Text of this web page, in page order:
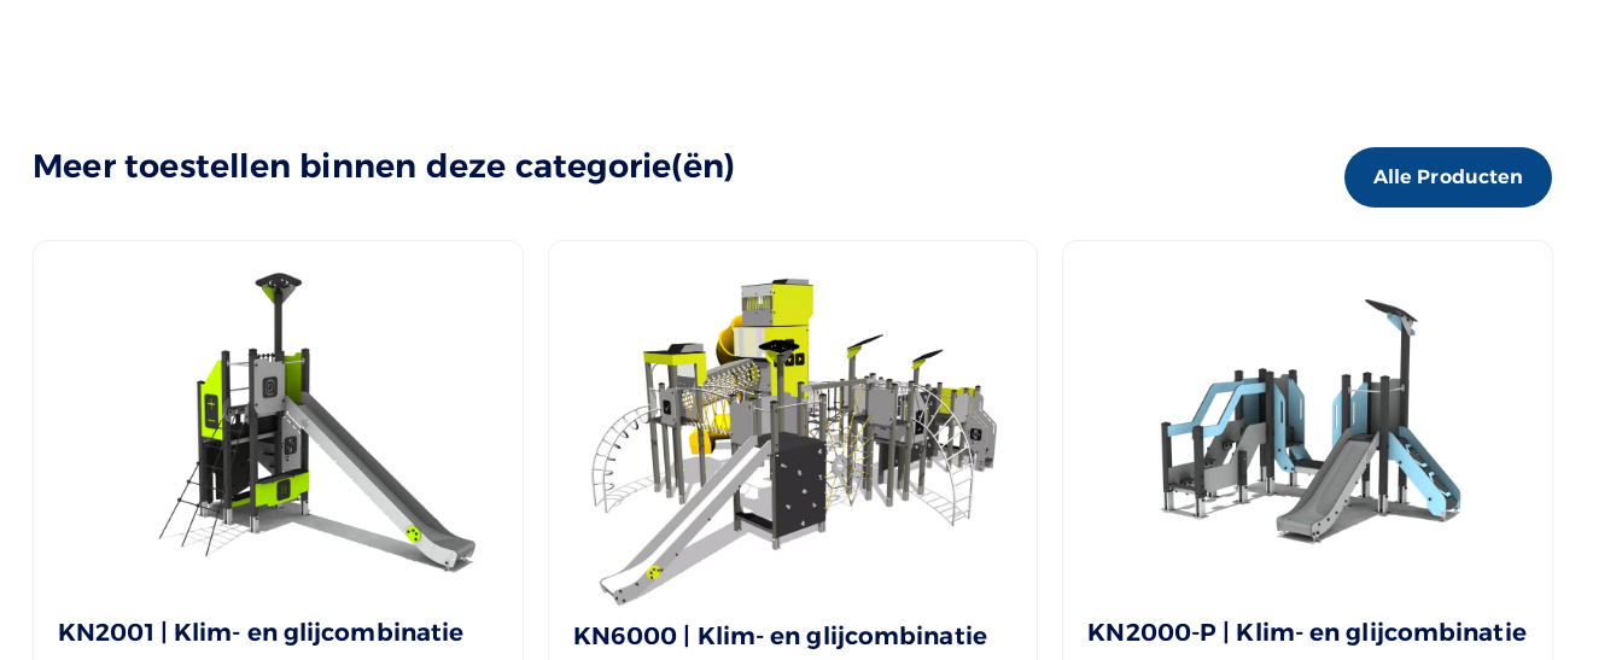
Meer toestellen binnen deze categorie(ën) Alle Producten
KN2001 | Klim- en glijcombinatie KN6000 | Klim- en glijcombinatie KN2000-P | Klim- en glijcombinatie